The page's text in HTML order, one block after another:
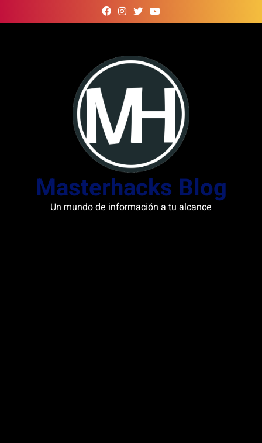
to
Masterhacks Blog
Un mundo de información a tu alcance